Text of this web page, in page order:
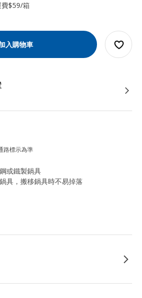
$59/箱
入購物車
路標示為準
或鐵製鍋具
具，搬移鍋具時不易掉落